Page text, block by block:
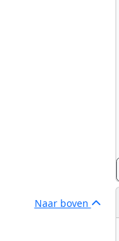
Naar boven